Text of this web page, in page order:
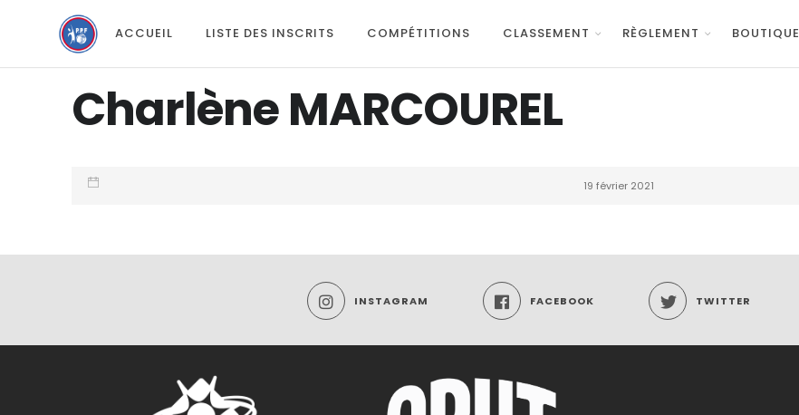
ACCUEIL LISTE DES INSCRITS COMPÉTITIONS CLASSEMENT RÈGLEMENT BOUTIQUE
Charlène MARCOUREL
19 février 2021
INSTAGRAM FACEBOOK TWITTER